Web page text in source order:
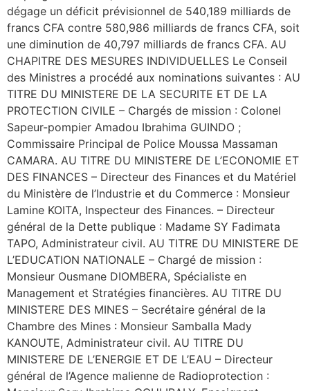
dégage un déficit prévisionnel de 540,189 milliards de
francs CFA contre 580,986 milliards de francs CFA, soit
une diminution de 40,797 milliards de francs CFA. AU
CHAPITRE DES MESURES INDIVIDUELLES Le Conseil
des Ministres a procédé aux nominations suivantes : AU
TITRE DU MINISTERE DE LA SECURITE ET DE LA
PROTECTION CIVILE – Chargés de mission : Colonel
Sapeur-pompier Amadou Ibrahima GUINDO ;
Commissaire Principal de Police Moussa Massaman
CAMARA. AU TITRE DU MINISTERE DE L’ECONOMIE ET
DES FINANCES – Directeur des Finances et du Matériel
du Ministère de l’Industrie et du Commerce : Monsieur
Lamine KOITA, Inspecteur des Finances. – Directeur
général de la Dette publique : Madame SY Fadimata
TAPO, Administrateur civil. AU TITRE DU MINISTERE DE
L’EDUCATION NATIONALE – Chargé de mission :
Monsieur Ousmane DIOMBERA, Spécialiste en
Management et Stratégies financières. AU TITRE DU
MINISTERE DES MINES – Secrétaire général de la
Chambre des Mines : Monsieur Samballa Mady
KANOUTE, Administrateur civil. AU TITRE DU
MINISTERE DE L’ENERGIE ET DE L’EAU – Directeur
général de l’Agence malienne de Radioprotection :